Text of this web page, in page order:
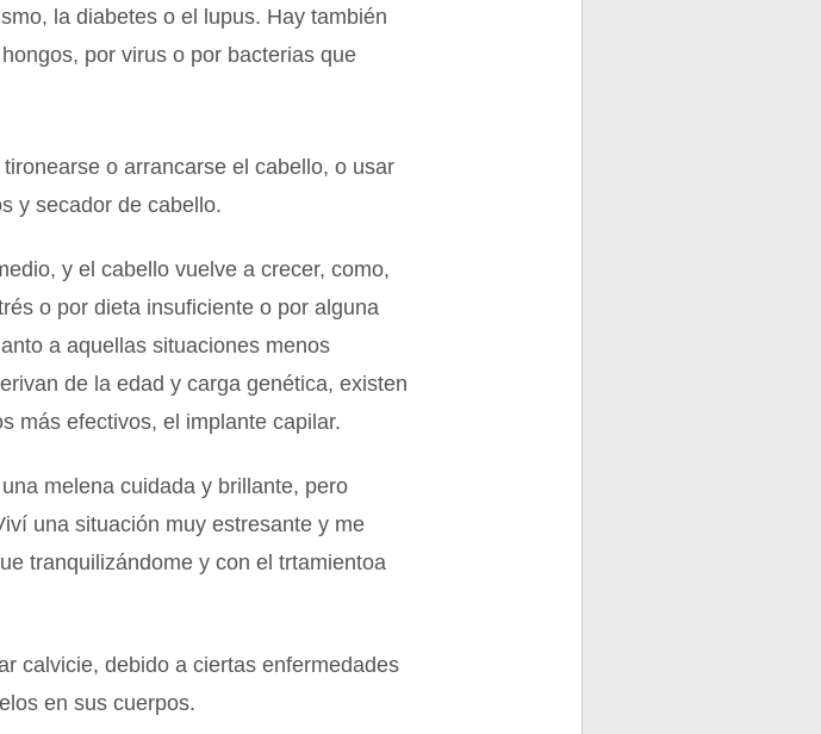
la diabetes o el lupus. Hay también
por virus o por bacterias que
o arrancarse el cabello, o usar
y secador de cabello.
y el cabello vuelve a crecer, como,
o por dieta insuficiente o por alguna
a aquellas situaciones menos
de la edad y carga genética, existen
más efectivos, el implante capilar.
melena cuidada y brillante, pero
una situación muy estresante y me
tranquilizándome y con el trtamientoa
calvicie, debido a ciertas enfermedades
en sus cuerpos.